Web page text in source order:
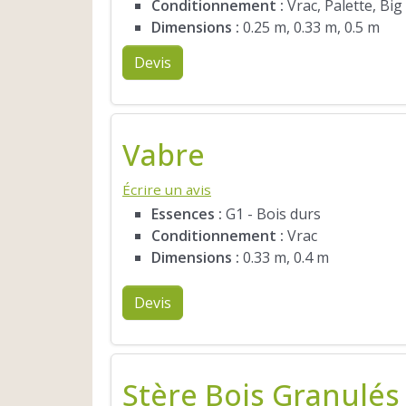
Conditionnement : Vrac, Palette,
Dimensions : 0.25 m, 0.33 m, 0.5 m
Devis
Vabre
Écrire un avis
Essences : G1 - Bois durs
Conditionnement : Vrac
Dimensions : 0.33 m, 0.4 m
Devis
Stère Bois Granulés